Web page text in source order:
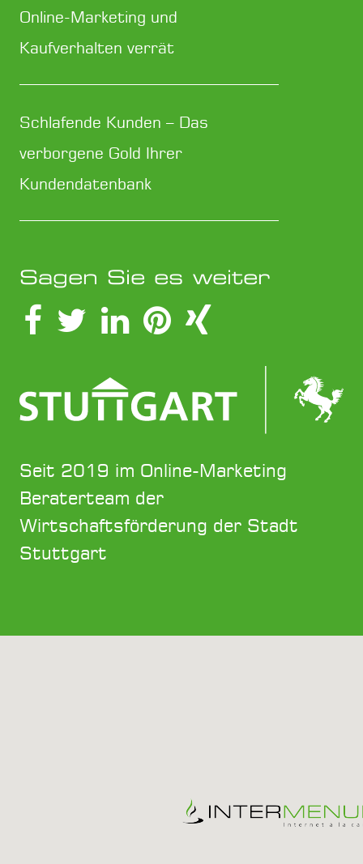
Online-Marketing und
Kaufverhalten verrät
Schlafende Kunden – Das
verborgene Gold Ihrer
Kundendatenbank
Sagen Sie es weiter
Seit 2019 im Online-Marketing
Beraterteam der
Wirtschaftsförderung der Stadt
Stuttgart